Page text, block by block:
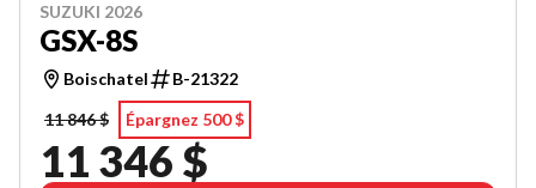
SUZUKI 2026
GSX-8S
Boischatel
B-21322
11 846 $
Épargnez 500 $
11 346 $